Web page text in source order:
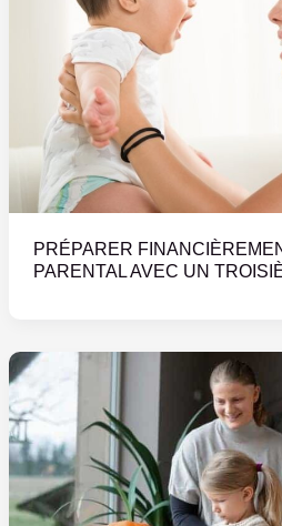
PRÉPARER
PARENTAL AVEC UN